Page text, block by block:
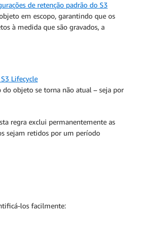
de retenção padrão do S3
em escopo, garantindo que os
à medida que são gravados, a
Lifecycle
do objeto se torna não atual – seja por
regra exclui permanentemente as
sejam retidos por um período
los facilmente: